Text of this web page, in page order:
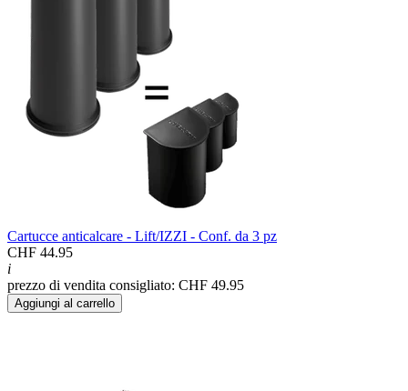
Cartucce anticalcare - Lift/IZZI - Conf. da 3 pz
CHF 44.95
i
prezzo di vendita consigliato: CHF 49.95
Aggiungi al carrello